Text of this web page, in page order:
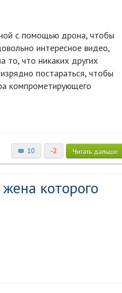
с помощью дрона, чтобы
интересное видео,
то, что никаких других
постараться, чтобы
компрометирующего
10 -2 Читать дальше
которого